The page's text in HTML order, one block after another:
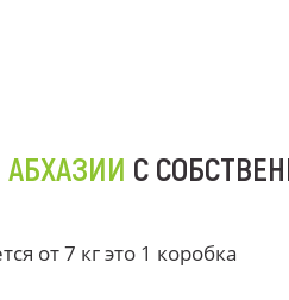
С
от 7 кг это 1 коробка